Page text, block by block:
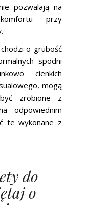
pozwalają na
przy
o grubość
spodni
cienkich
mogą
zrobione z
odpowiednim
te wykonane z
do
o